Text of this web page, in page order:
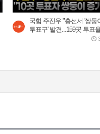
국힘 주진우 "총선서 '쌍둥
투표구' 발견...159곳 투표